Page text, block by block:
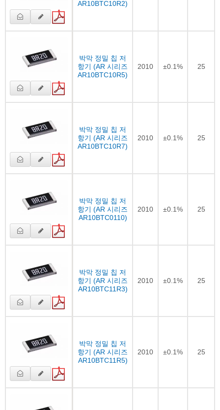
AR10BTC10R2)
박막 정밀 칩 저
항기 (AR 시리즈
AR10BTC10R5)
2010 ±0.1% 25
박막 정밀 칩 저
항기 (AR 시리즈
AR10BTC10R7)
2010 ±0.1% 25
박막 정밀 칩 저
항기 (AR 시리즈
AR10BTC0110)
2010 ±0.1% 25
박막 정밀 칩 저
항기 (AR 시리즈
AR10BTC11R3)
2010 ±0.1% 25
박막 정밀 칩 저
항기 (AR 시리즈
AR10BTC11R5)
2010 ±0.1% 25